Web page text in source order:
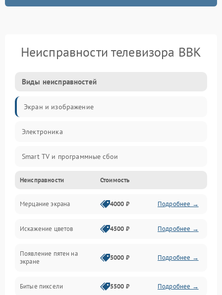
Неисправности телевизора BBK
Виды неисправностей
Экран и изображение
Электроника
Smart TV и программные сбои
Питание и запуск
Подсветка и LED-модули
Звук и аудиосистема
Сигнал и приём каналов
Неисправности Стоимость
Мерцание экрана 4000 ₽ Подробнее →
Искажение цветов 4500 ₽ Подробнее →
Появление пятен на
экране
5000 ₽ Подробнее →
Битые пиксели 5500 ₽ Подробнее →